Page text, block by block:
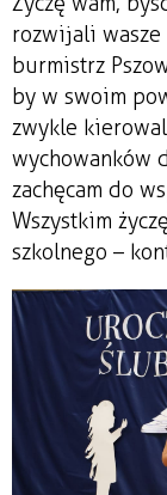
rozwijali wasze
burmistrz
by w swoim
zwykle
wychowanków
zachęcam do
Wszystkim
szkolnego –